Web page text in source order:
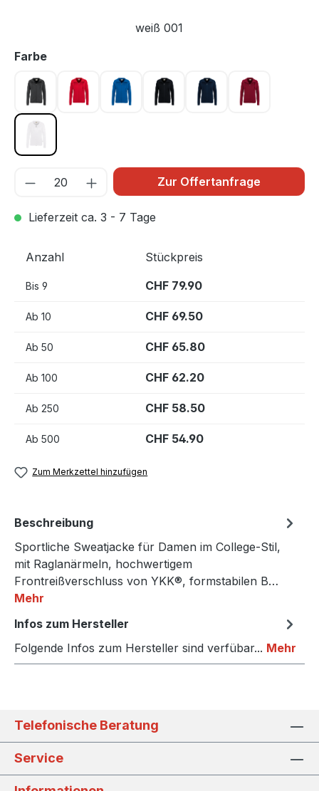
weiß 001
Farbeauswählen
anthrazit 028
rot 002 royalblau 010schwarz 005tinte 034weinrot 017
weiß 001
Zur Offertanfrage
Lieferzeit ca. 3 - 7 Tage
Anzahl Stückpreis
Bis 9 CHF 79.90
Ab 10 CHF 69.50
Ab 50 CHF 65.80
Ab 100 CHF 62.20
Ab 250 CHF 58.50
Ab 500 CHF 54.90
Zum Merkzettel hinzufügen
Beschreibung
Sportliche Sweatjacke für Damen im College-Stil,
mit Raglanärmeln, hochwertigem
Frontreißverschluss von YKK®, formstabilen B…
Mehr
Infos zum Hersteller
Folgende Infos zum Hersteller sind verfübar... Mehr
Telefonische Beratung
Service